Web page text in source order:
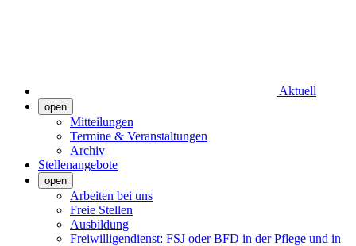
Aktuell
open
Mitteilungen
Termine & Veranstaltungen
Archiv
Stellenangebote
open
Arbeiten bei uns
Freie Stellen
Ausbildung
Freiwilligendienst: FSJ oder BFD in der Pflege und in